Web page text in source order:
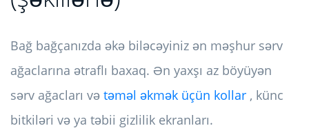
Bağ bağçanızda əkə biləcəyiniz ən məşhur sərv
ağaclarına ətraflı baxaq. Ən yaxşı az böyüyən
sərv ağacları və təməl əkmək üçün kollar , künc
bitkiləri və ya təbii gizlilik ekranları.